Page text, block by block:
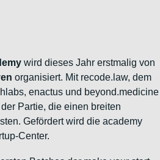
wird dieses Jahr erstmalig von
organisiert. Mit recode.law, dem
enactus und beyond.medicine
Partie, die einen breiten
Gefördert wird die academy
Center.